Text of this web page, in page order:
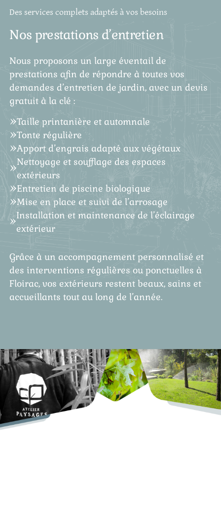
Des services complets adaptés à vos besoins
Nos prestations d’entretien
Nous proposons un large éventail de
prestations afin de répondre à toutes vos
demandes d’entretien de jardin, avec un devis
gratuit à la clé :
Taille printanière et automnale
Tonte régulière
Apport d’engrais adapté aux végétaux
Nettoyage et soufflage des espaces
extérieurs
Entretien de piscine biologique
Mise en place et suivi de l’arrosage
Installation et maintenance de l’éclairage
extérieur
Grâce à un accompagnement personnalisé et
des interventions régulières ou ponctuelles à
Floirac, vos extérieurs restent beaux, sains et
accueillants tout au long de l’année.